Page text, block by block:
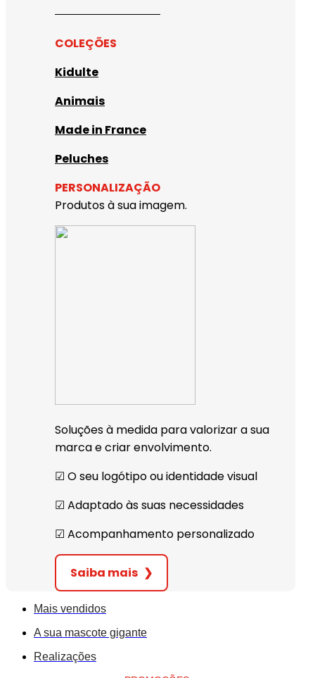
COLEÇÕES
Kidulte
Animais
Made in France
Peluches
PERSONALIZAÇÃO
Produtos à sua imagem.
Soluções à medida para valorizar a sua
marca e criar envolvimento.
☑︎ O seu logótipo ou identidade visual
☑︎ Adaptado às suas necessidades
☑︎ Acompanhamento personalizado
Saiba mais ❯
Mais vendidos
A sua mascote gigante
Realizações